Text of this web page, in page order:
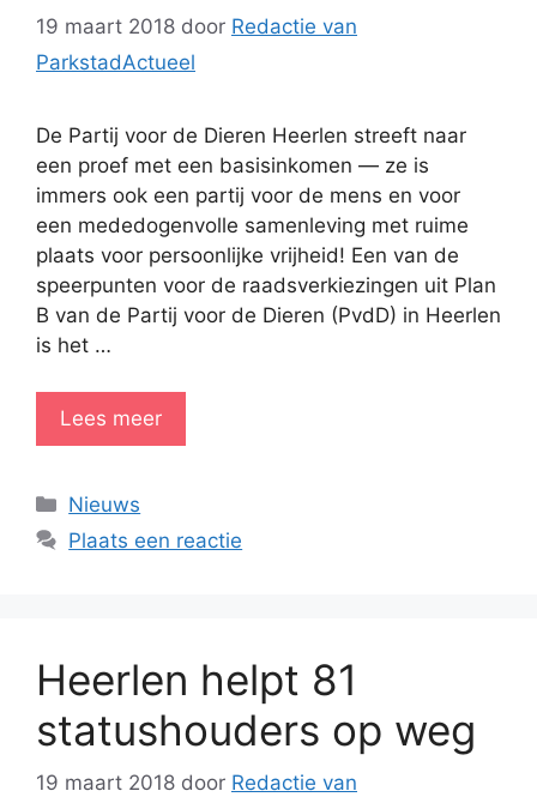
19 maart 2018 door Redactie van
ParkstadActueel
De Partij voor de Dieren Heerlen streeft naar
een proef met een basisinkomen — ze is
immers ook een partij voor de mens en voor
een mededogenvolle samenleving met ruime
plaats voor persoonlijke vrijheid! Een van de
speerpunten voor de raadsverkiezingen uit Plan
B van de Partij voor de Dieren (PvdD) in Heerlen
is het …
Lees meer
Categorieën
Nieuws
Plaats een reactie
Heerlen helpt 81
statushouders op weg
19 maart 2018 door Redactie van